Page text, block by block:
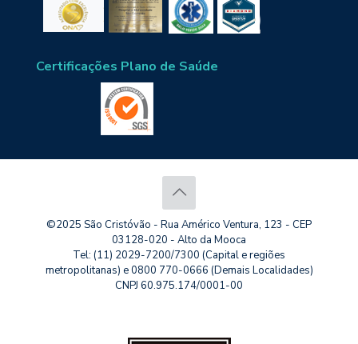
Certificações Plano de Saúde
©2025 São Cristóvão - Rua Américo Ventura, 123 - CEP
03128-020 - Alto da Mooca
Tel: (11) 2029-7200/7300 (Capital e regiões
metropolitanas) e 0800 770-0666 (Demais Localidades)
CNPJ 60.975.174/0001-00